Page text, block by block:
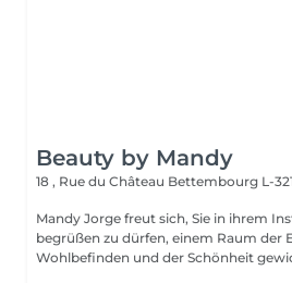
Beauty by Mandy
18 , Rue du Château Bettembourg L-
Mandy Jorge freut sich, Sie in ihrem
begrüßen zu dürfen, einem Raum der
Wohlbefinden und der Schönheit